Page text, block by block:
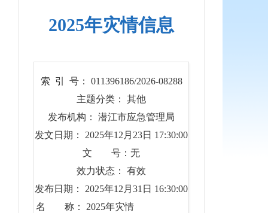
2025年灾情信息
索 引 号： 011396186/2026-08288
主题分类： 其他
发布机构： 潜江市应急管理局
发文日期： 2025年12月23日 17:30:00
文 号：无
效力状态： 有效
发布日期： 2025年12月31日 16:30:00
名 称： 2025年灾情